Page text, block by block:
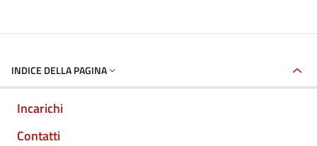
INDICE DELLA PAGINA
Incarichi
Contatti